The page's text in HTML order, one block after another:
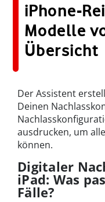
iPhone-
Modelle
Übersicht
Der Assistent
Deinen
ausdrucken, um
können.
Digitaler
iPad: Was
Fälle?